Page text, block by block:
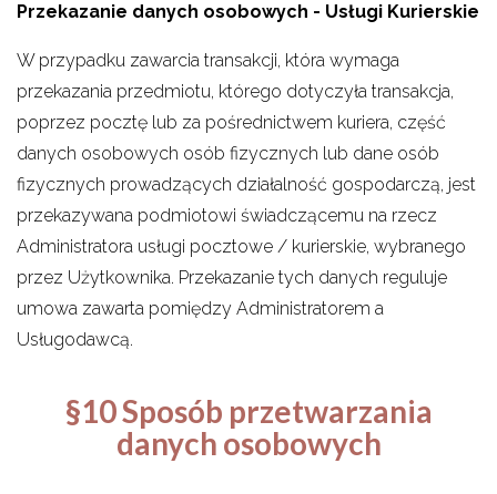
Przekazanie danych osobowych - Usługi Kurierskie
W przypadku zawarcia transakcji, która wymaga
przekazania przedmiotu, którego dotyczyła transakcja,
poprzez pocztę lub za pośrednictwem kuriera, część
danych osobowych osób fizycznych lub dane osób
fizycznych prowadzących działalność gospodarczą, jest
przekazywana podmiotowi świadczącemu na rzecz
Administratora usługi pocztowe / kurierskie, wybranego
przez Użytkownika. Przekazanie tych danych reguluje
umowa zawarta pomiędzy Administratorem a
Usługodawcą.
§10 Sposób przetwarzania
danych osobowych